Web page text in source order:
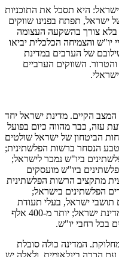
היא תסכל את התוכניות
תפתח בפנינו שווקים
בלא צורך בהשקעה העצומה
יו"ש והצמיחה הכלכלית יביאו
של הערבים במדינת
השווקים הערביים
הקיים. מדינת ישראל יחד
עזה, כבר מהווה כיום בפועל
הביטחון של ישראל שולטים
הנסחר ברשות הפלשתינית;
ביו"ש נמכר לישראל;
העובדים הפלשתינים ביו"ש מועסקים
מתקציב הרשות הפלשתינית
הפלשתינים בישראל;
הם תושבי ישראל, בעלי תעודת
תושב המאפשרת להם לנוע ולעבוד בכל מדינת ישראל; יותר מ-400 אלף
המדינה כולה סובלת
עם הכרה בינלאומית, ולאלה יש